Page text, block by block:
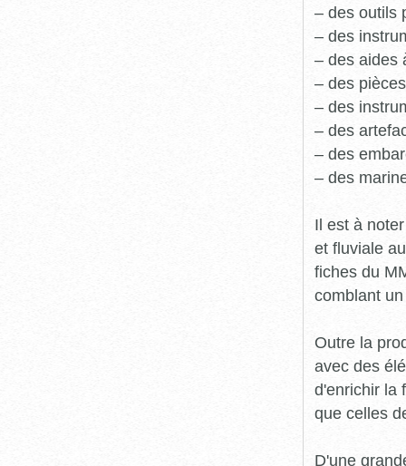
– des outils
– des
– des aides
– des
– des
– des
– des
– des
Il est à
et fluviale
fiches du
comblant
Outre la
avec des
d'enrichir la
que celles
D'une